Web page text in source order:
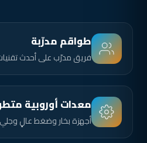
طواقم مدرّبة
فريق مدرّب على أحدث
معدات أوروبية
أجهزة بخار وضغط عالٍ وجلي